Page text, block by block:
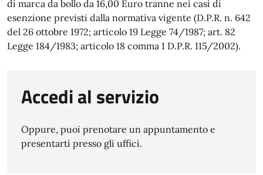
di marca da bollo da 16,00 Euro tranne nei casi di
esenzione previsti dalla normativa vigente (D.P.R. n. 642
del 26 ottobre 1972; articolo 19 Legge 74/1987; art. 82
Legge 184/1983; articolo 18 comma 1 D.P.R. 115/2002).
Accedi al servizio
Oppure, puoi prenotare un appuntamento e
presentarti presso gli uffici.